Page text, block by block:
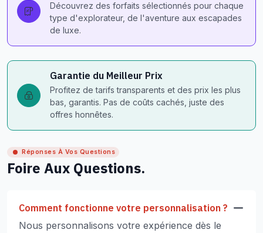
Découvrez des forfaits sélectionnés pour chaque
type d'explorateur, de l'aventure aux escapades
de luxe.
Garantie du Meilleur Prix
Profitez de tarifs transparents et des prix les plus
bas, garantis. Pas de coûts cachés, juste des
offres honnêtes.
Réponses À Vos Questions
Foire Aux Questions.
Comment fonctionne votre personnalisation ?
Nous personnalisons votre expérience dès le